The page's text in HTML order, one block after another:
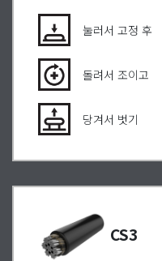
눌러서 고정 후
돌려서 조이고
당겨서 벗기
CS3